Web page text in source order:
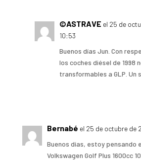
©ASTRAVE el 25 de
10:53
Buenos días Jun. Con
los coches diésel de 1998
transformables a GLP. Un
Bernabé el 25 de octubre de
Buenos días, estoy pensando
Volkswagen Golf Plus 1600cc